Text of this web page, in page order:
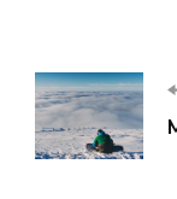
selaus